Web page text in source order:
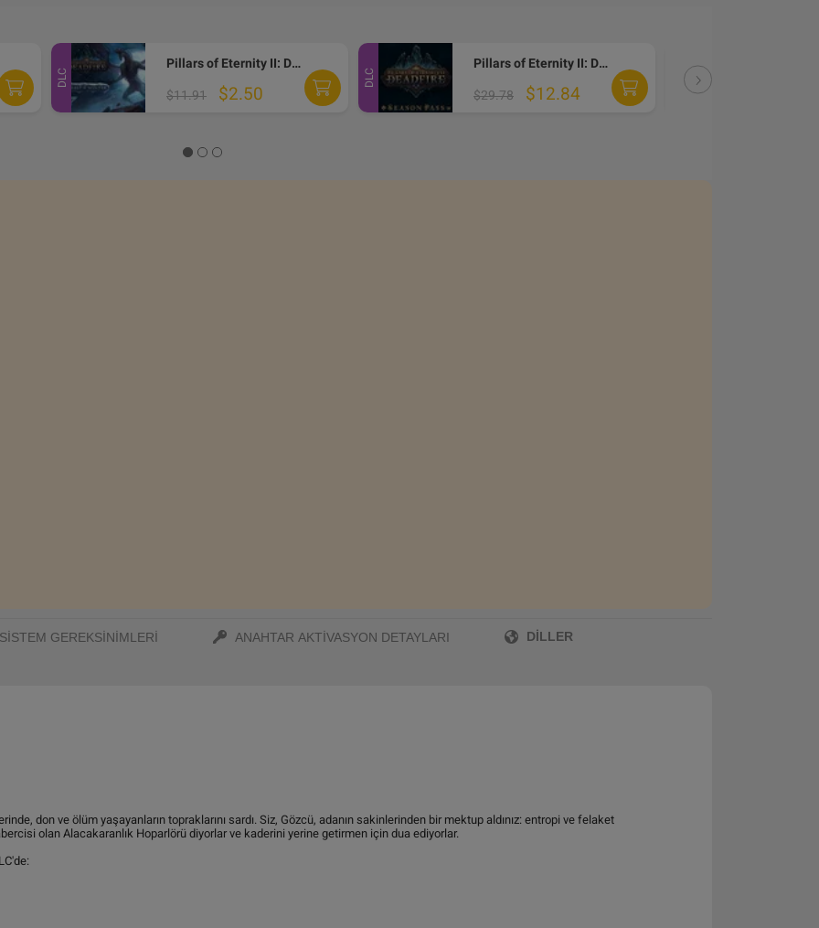
DLC
Pillars of Eternity II: Deadfire - Beast of Winter DLC Steam CD Key
$11.91 $2.50
DLC
Pillars of Eternity II: Deadfire - Season Pass Steam Altergift
$29.78 $12.84
SISTEM GEREKSINIMLERI ANAHTAR AKTIVASYON DETAYLARI DILLER
don ve ölüm yaşayanların topraklarını sardı. Siz, Gözcü, adanın sakinlerinden bir mektup aldınız: entropi ve felaket
olan Alacakaranlık Hoparlörü diyorlar ve kaderini yerine getirmen için dua ediyorlar.